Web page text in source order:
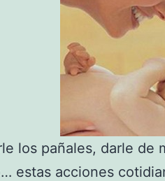
los pañales, darle de
estas acciones